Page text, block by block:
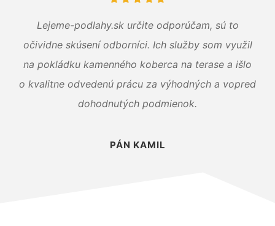
Lejeme-podlahy.sk určite odporúčam, sú to
očividne skúsení odborníci. Ich služby som využil
na pokládku kamenného koberca na terase a išlo
o kvalitne odvedenú prácu za výhodných a vopred
dohodnutých podmienok.
PÁN KAMIL